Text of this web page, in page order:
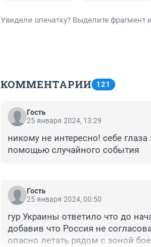
Увидели опечатку? Выделите фрагмент
КОММЕНТАРИИ 121
Гость
25 января 2024, 13:29
никому не интересно! себе
помощью случайного события
Гость
25 января 2024, 00:50
гур Украины ответило что до
добавив что Россия не
опасно летать рядом с зоной